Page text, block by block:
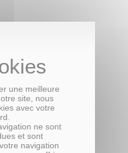
une meilleure
site, nous
avec votre
ne sont
et sont
navigation